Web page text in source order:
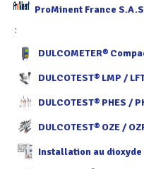
ProMinent France S.A.S
:
DULCOMETER®
DULCOTEST® LMP / LFT /
DULCOTEST® PHES / PHEP / PHER /
DULCOTEST® OZE /
Installation au dioxyde de